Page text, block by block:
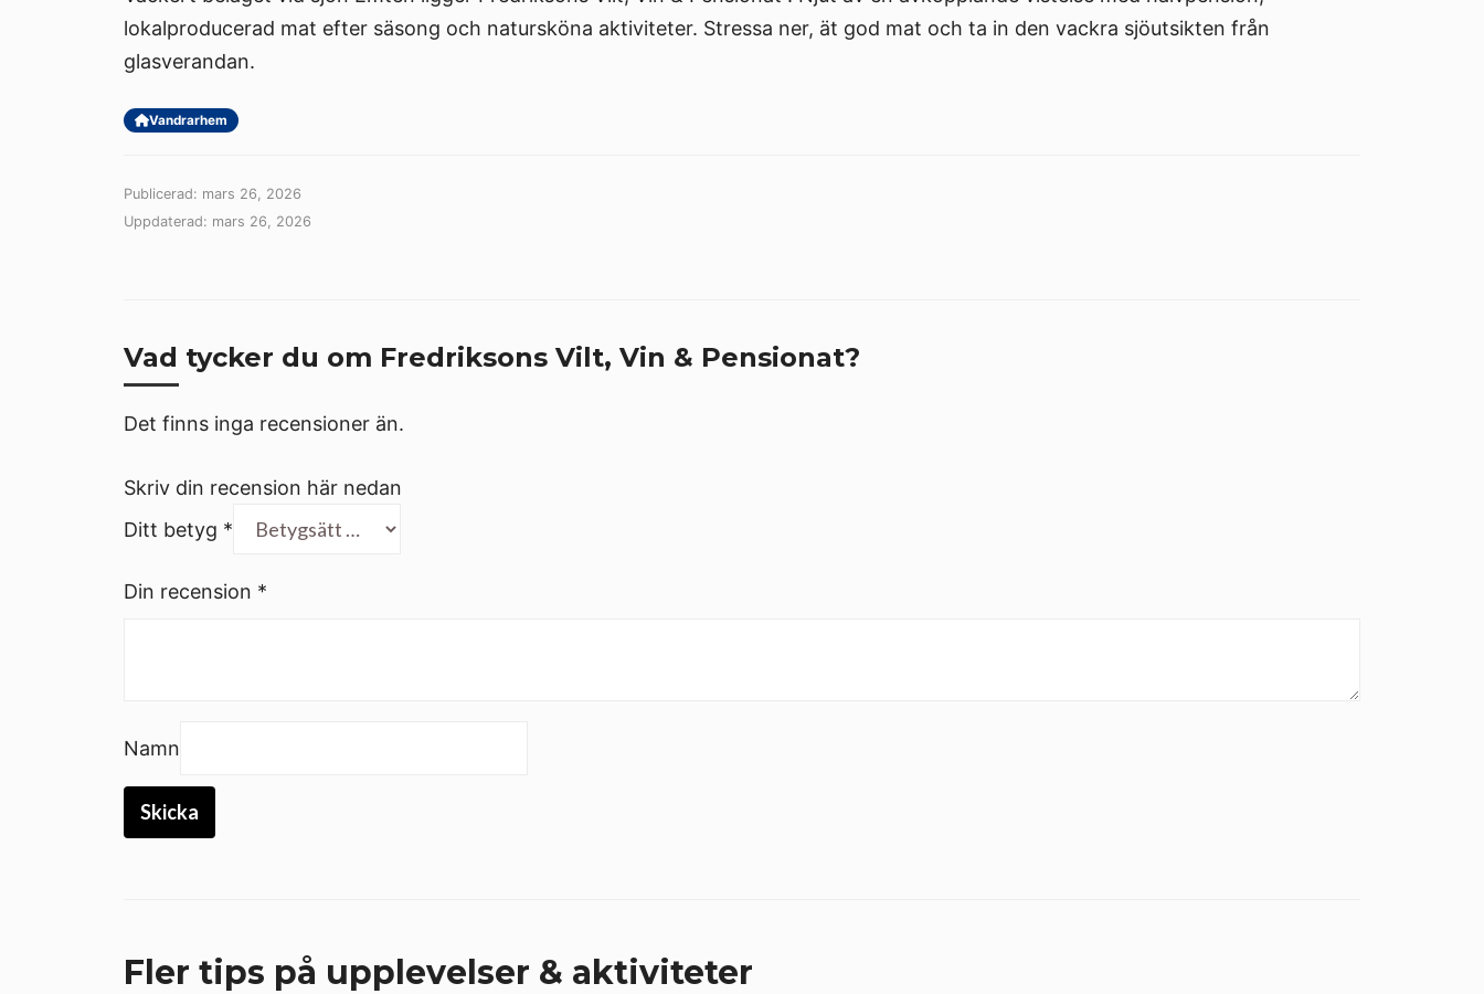
lokalproducerad mat efter säsong och natursköna aktiviteter. Stressa ner, ät god mat och ta in den vackra sjöutsikten från
glasverandan.
Vandrarhem
Publicerad: mars 26, 2026
Uppdaterad: mars 26, 2026
Vad tycker du om Fredriksons Vilt, Vin & Pensionat?
Det finns inga recensioner än.
Skriv din recension här nedan
Ditt betyg *
Din recension *
Namn
Fler tips på upplevelser & aktiviteter